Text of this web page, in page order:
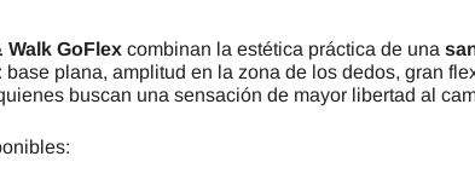
Walk GoFlex combinan la estética práctica de una
: base plana, amplitud en la zona de los dedos, gran
buscan una sensación de mayor libertad al